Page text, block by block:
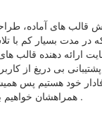
چهار بخش قالب های آماده،
در مدت بسیار کم با
ارائه دهنده قالب
بی دریغ از
خود هستیم پس
همراهشان خواهیم بود .